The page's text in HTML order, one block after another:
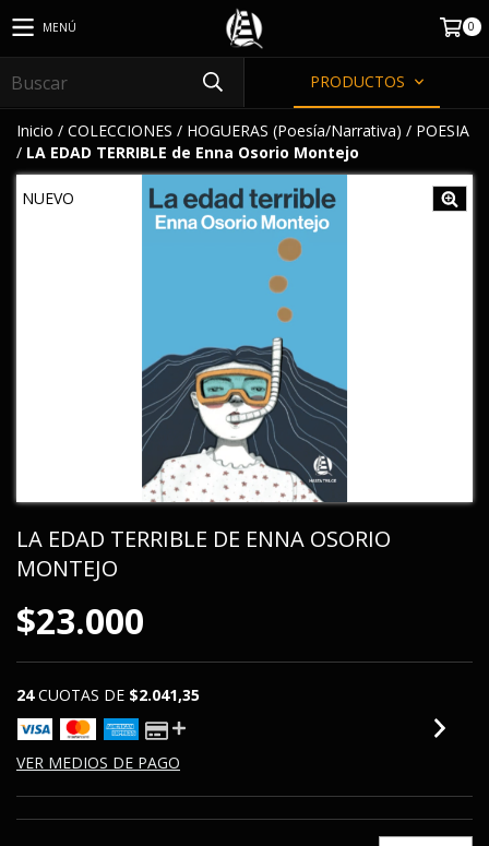
MENÚ 0
PRODUCTOS
Inicio / COLECCIONES / HOGUERAS (Poesía/Narrativa) / POESIA
/ LA EDAD TERRIBLE de Enna Osorio Montejo
NUEVO
LA EDAD TERRIBLE DE ENNA OSORIO
MONTEJO
$23.000
24 CUOTAS DE $2.041,35
VER MEDIOS DE PAGO